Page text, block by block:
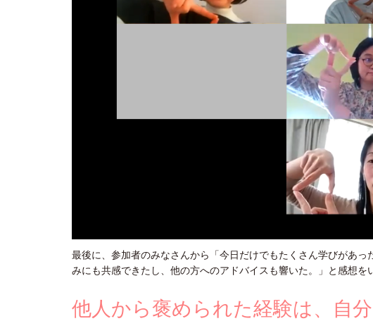
最後に、参加者のみなさんから「今日だけでもたくさん学びがあ
みにも共感できたし、他の方へのアドバイスも響いた。」と感想を
他人から褒められた経験は、自